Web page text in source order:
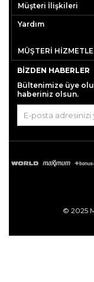
Müşteri İlişkileri
Yardım
MÜŞTERİ
BIZDEN HABERLER
Bültenimize üye
haberiniz olsun.
© 2025